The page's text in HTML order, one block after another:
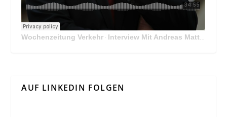
Wochenzeitung Verkehr · Interview Mit Andreas Matthä, CEO der ÖBB Holding
AUF LINKEDIN FOLGEN